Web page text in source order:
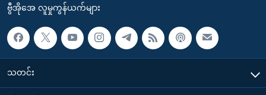
ဗွီအိုအေ လူမှုကွန်ယက်များ
သတင်း